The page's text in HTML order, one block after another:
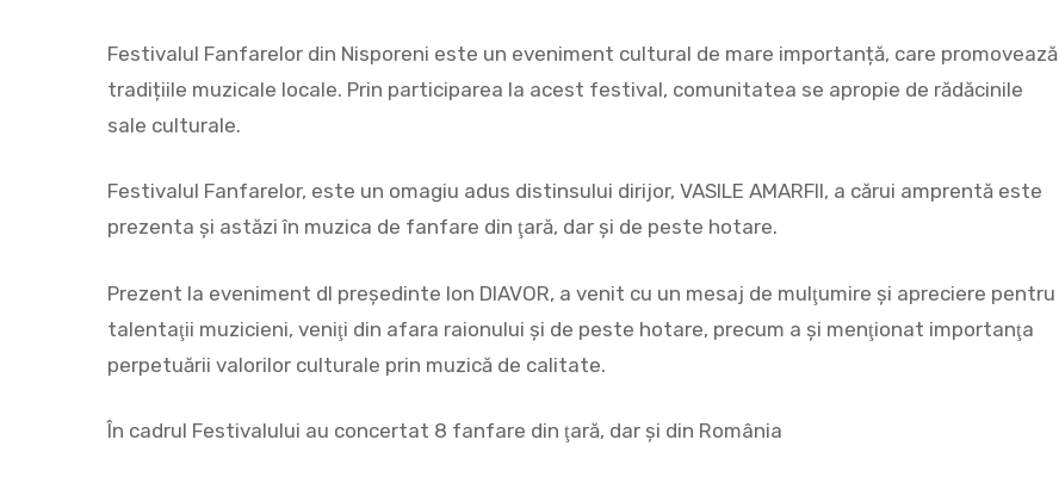
Hit enter to search or ESC to close
Festivalul Fanfarelor din Nisporeni este un eveniment cultural de mare importanță, care promovează
tradițiile muzicale locale. Prin participarea la acest festival, comunitatea se apropie de rădăcinile
sale culturale.
Festivalul Fanfarelor, este un omagiu adus distinsului dirijor, VASILE AMARFII, a cărui amprentă este
prezenta şi astăzi în muzica de fanfare din ţară, dar şi de peste hotare.
Prezent la eveniment dl președinte Ion DIAVOR, a venit cu un mesaj de mulţumire şi apreciere pentru
talentaţii muzicieni, veniţi din afara raionului şi de peste hotare, precum a şi menţionat importanţa
perpetuării valorilor culturale prin muzică de calitate.
În cadrul Festivalului au concertat 8 fanfare din ţară, dar şi din România